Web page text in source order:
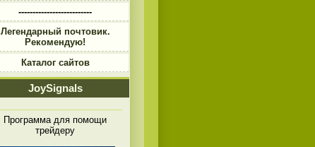
--------------------------
Легендарный почтовик.
Рекомендую!
Каталог сайтов
JoySignals
Программа для помощи
трейдеру